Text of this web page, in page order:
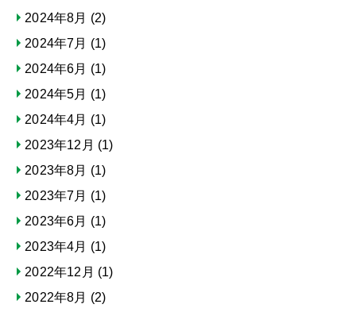
2024年8月 (2)
2024年7月 (1)
2024年6月 (1)
2024年5月 (1)
2024年4月 (1)
2023年12月 (1)
2023年8月 (1)
2023年7月 (1)
2023年6月 (1)
2023年4月 (1)
2022年12月 (1)
2022年8月 (2)